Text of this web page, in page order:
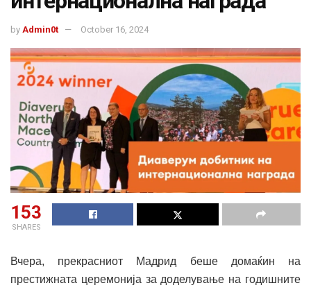
by Admin0t October 16, 2024
153
SHARES
Вчера, прекрасниот Мадрид беше домаќин на
престижната церемонија за доделување на годишните